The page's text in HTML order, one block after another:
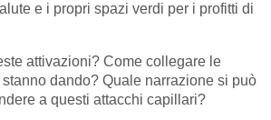
e i propri spazi verdi per i profitti di
attivazioni? Come collegare le
dando? Quale narrazione si può
a questi attacchi capillari?